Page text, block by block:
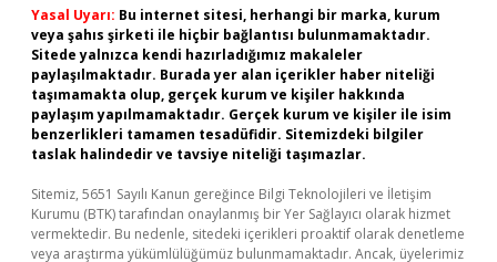
Yasal Uyarı: Bu internet sitesi, herhangi bir marka, kurum
veya şahıs şirketi ile hiçbir bağlantısı bulunmamaktadır.
Sitede yalnızca kendi hazırladığımız makaleler
paylaşılmaktadır. Burada yer alan içerikler haber niteliği
taşımamakta olup, gerçek kurum ve kişiler hakkında
paylaşım yapılmamaktadır. Gerçek kurum ve kişiler ile isim
benzerlikleri tamamen tesadüfidir. Sitemizdeki bilgiler
taslak halindedir ve tavsiye niteliği taşımazlar.
Sitemiz, 5651 Sayılı Kanun gereğince Bilgi Teknolojileri ve İletişim
Kurumu (BTK) tarafından onaylanmış bir Yer Sağlayıcı olarak hizmet
vermektedir. Bu nedenle, sitedeki içerikleri proaktif olarak denetleme
veya araştırma yükümlülüğümüz bulunmamaktadır. Ancak, üyelerimiz